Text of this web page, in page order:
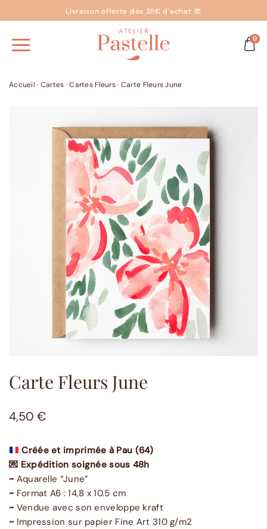
Livraison offerte dès 35€ d'achat 🎁
0
Accueil · Cartes · Cartes Fleurs · Carte Fleurs June
Carte Fleurs June
4,50 €
Créée et imprimée à Pau (64)
💌 Expédition soignée sous 48h
~ Aquarelle “June”
~Format A6 : 14,8 x 10.5 cm
~Vendue avec son enveloppe kraft
~Impression sur papier Fine Art 310 g/m2